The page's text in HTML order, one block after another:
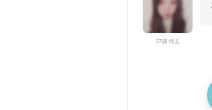
37歳 埼玉